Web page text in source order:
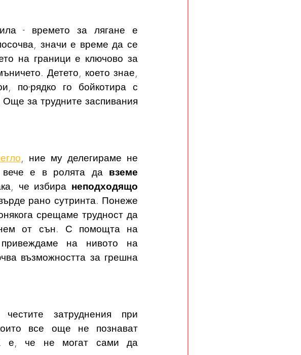
- времето за лягане е
значи е време да се
на граници е ключово за
Детето, което знае,
по-рядко го бойкотира с
за трудните заспивания
, ние му делегираме не
е в ролята да вземе
че избира неподходящо
рано сутринта. Понеже
срещаме трудност да
от сън. С помощта на
на нивото на
възможността за грешна
затруднения при
все още не познават
е, че не могат сами да